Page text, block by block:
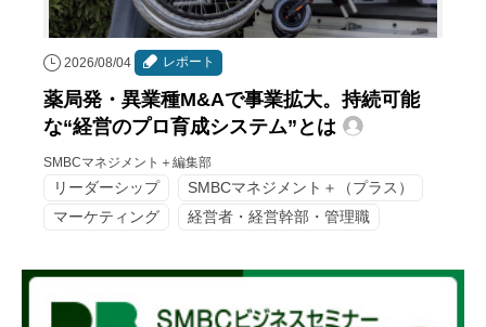
2026/08/04 レポート
薬局発・異業種M&Aで事業拡大。持続可能
な“経営のプロ育成システム”とは
SMBCマネジメント＋編集部
リーダーシップ
SMBCマネジメント＋（プラス）
マーケティング
経営者・経営幹部・管理職